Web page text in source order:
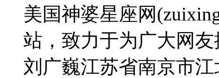
美国神婆星座网
站，致力于为广大网
刘广巍江苏省南京市